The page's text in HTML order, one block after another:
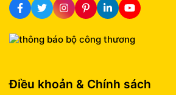
Điều khoản & Chính sách